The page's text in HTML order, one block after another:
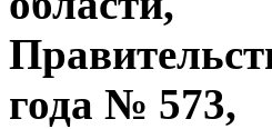
года № 573,